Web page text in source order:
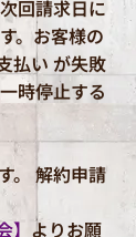
回請求日に
。お客様の
払い が失敗
時停止する
。 解約申請
よりお願